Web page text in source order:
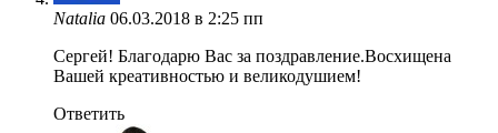
Natalia 06.03.2018 в 2:25 пп
Сергей! Благодарю Вас за поздравление.Восхищена
Вашей креативностью и великодушием!
Ответить